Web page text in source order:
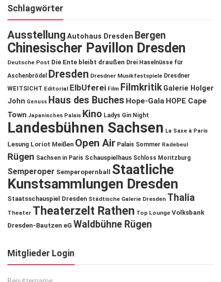
Schlagwörter
Ausstellung Autohaus Dresden Bergen
Chinesischer Pavillon Dresden
Deutsche Post Die Ente bleibt draußen Drei Haselnüsse für
Aschenbrödel
Dresden Dresdner Musikfestspiele Dresdner
WEITSICHT Editorial ElbUferei Film Filmkritik Galerie Holger
John Genuss Haus des Buches Hope-Gala HOPE Cape
Town Japanisches Palais Kino Ladys Gin Night
Landesbühnen Sachsen La Saxe à Paris
Lesung Loriot Meißen Open Air Palais Sommer Radebeul
Rügen Sachsen in Paris Schauspielhaus Schloss Moritzburg
Semperoper Semperopernball
Staatliche
Kunstsammlungen Dresden
Staatsschauspiel Dresden Städtische Galerie Dresden Thalia
Theater Theaterzelt Rathen Top Lounge Volksbank
Dresden-Bautzen eG Waldbühne Rügen
Mitglieder Login